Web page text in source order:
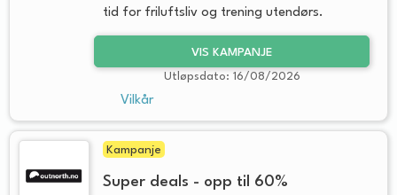
tid for friluftsliv og trening utendørs.
VIS KAMPANJE
Utløpsdato: 16/08/2026
Vilkår
Kampanje
Super deals - opp til 60%